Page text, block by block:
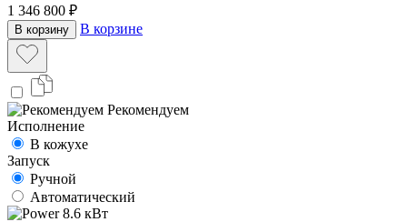
1 346 800 ₽
В корзину В корзине
Рекомендуем
Исполнение
В кожухе
Запуск
Ручной
Автоматический
8.6 кВт